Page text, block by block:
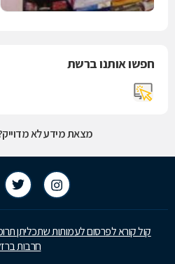
חפשו אותנו ברשת
מצאת מידע לא
קול קורא לפרסום לעמותות שתכליתן
חרבות